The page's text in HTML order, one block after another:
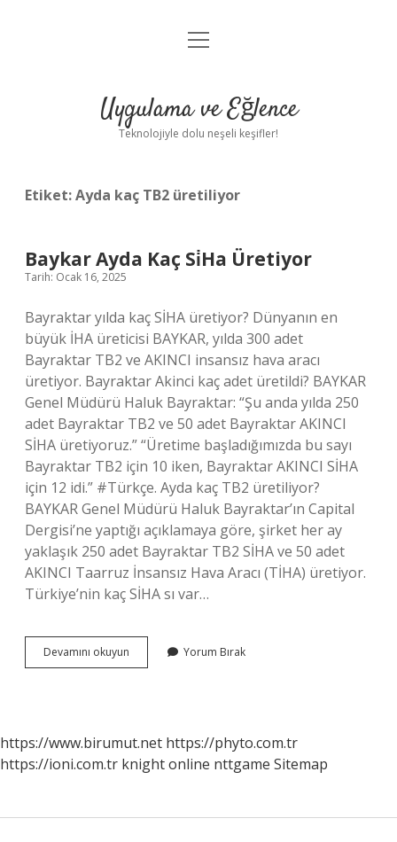
Anasayfa
Yasal Uyarı
menüyü
Uygulama ve Eğlence
Teknolojiyle dolu neşeli keşifler!
Etiket:Ayda kaç TB2 üretiliyor
Baykar Ayda Kaç Si̇Ha Üretiyor
Tarih: Ocak 16, 2025
Bayraktar yılda kaç SİHA üretiyor? Dünyanın en
büyük İHA üreticisi BAYKAR, yılda 300 adet
Bayraktar TB2 ve AKINCI insansız hava aracı
üretiyor. Bayraktar Akinci kaç adet üretildi? BAYKAR
Genel Müdürü Haluk Bayraktar: “Şu anda yılda 250
adet Bayraktar TB2 ve 50 adet Bayraktar AKINCI
SİHA üretiyoruz.” “Üretime başladığımızda bu sayı
Bayraktar TB2 için 10 iken, Bayraktar AKINCI SİHA
için 12 idi.” #Türkçe. Ayda kaç TB2 üretiliyor?
BAYKAR Genel Müdürü Haluk Bayraktar’ın Capital
Dergisi’ne yaptığı açıklamaya göre, şirket her ay
yaklaşık 250 adet Bayraktar TB2 SİHA ve 50 adet
AKINCI Taarruz İnsansız Hava Aracı (TİHA) üretiyor.
Türkiye’nin kaç SİHA sı var…
Devamını okuyun
Ayda
Yorum Bırak
https://www.birumut.net https://phyto.com.tr
https://ioni.com.tr knight online nttgame Sitemap